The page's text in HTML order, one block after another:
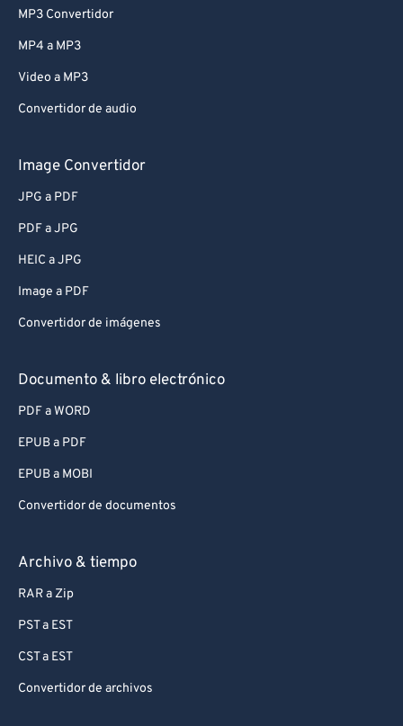
MP3 Convertidor
MP4 a MP3
Video a MP3
Convertidor de audio
Image Convertidor
JPG a PDF
PDF a JPG
HEIC a JPG
Image a PDF
Convertidor de imágenes
Documento & libro electrónico
PDF a WORD
EPUB a PDF
EPUB a MOBI
Convertidor de documentos
Archivo & tiempo
RAR a Zip
PST a EST
CST a EST
Convertidor de archivos